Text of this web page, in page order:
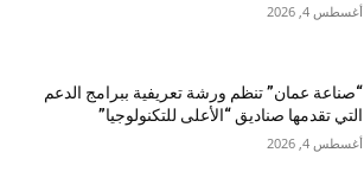
أغسطس 4, 2026
“صناعة عمان” تنظم ورشة تعريفية ببرامج الدعم
التي تقدمها صناديق “الأعلى للتكنولوجيا”
أغسطس 4, 2026